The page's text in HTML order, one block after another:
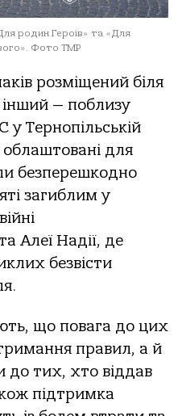
родин Героїв» та «Для
Фото ТМР
розміщений біля
— поблизу
у Тернопільській
облаштовані для
безперешкодно
загиблим у
Алеї Надії, де
безвісти
що повага до цих
правил, а й
до тих, хто віддав
підтримка